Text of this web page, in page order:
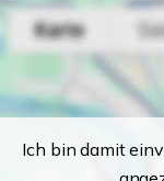
Ich bin damit